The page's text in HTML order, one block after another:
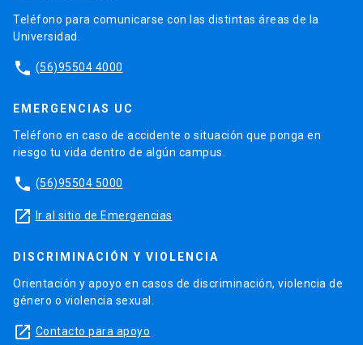
Teléfono para comunicarse con las distintas áreas de la
Universidad.
phone (56)95504 4000
EMERGENCIAS UC
Teléfono en caso de accidente o situación que ponga en
riesgo tu vida dentro de algún campus.
phone (56)95504 5000
launch Ir al sitio de Emergencias
DISCRIMINACIÓN Y VIOLENCIA
Orientación y apoyo en casos de discriminación, violencia de
género o violencia sexual.
launch Contacto para apoyo